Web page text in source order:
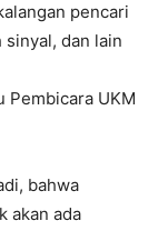
pencari
dan lain
Pembicara UKM
bahwa
akan ada